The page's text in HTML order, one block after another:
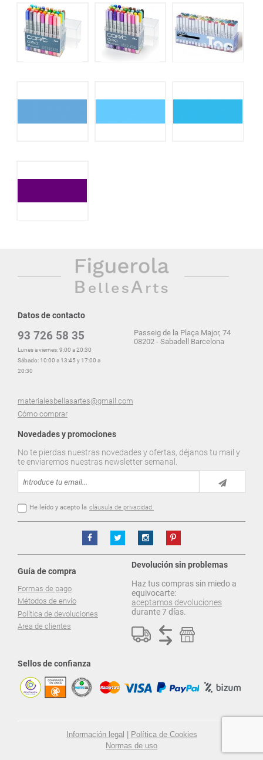
Datos de contacto
93 726 58 35
Lunes a viernes: 9:00 a 20:30
Sábado: 10:00 a 13:45 y 17:00 a
20:30
materialesbellasartes@gmail.com
Cómo comprar
Passeig de la Plaça Major, 74
08202 - Sabadell Barcelona
Novedades y promociones
No te pierdas nuestras novedades y ofertas, déjanos tu mail y
te enviaremos nuestras newsletter semanal.
He leído y acepto la cláusula de privacidad.
Guía de compra
Formas de pago
Métodos de envío
Política de devoluciones
Area de clientes
Devolución sin problemas
Haz tus compras sin miedo a
equivocarte:
aceptamos devoluciones
durante 7 días.
Sellos de confianza
Información legal
Política de Cookies
Normas de uso